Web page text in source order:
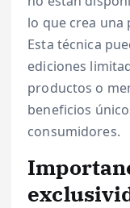
lo que crea una
Esta técnica
ediciones
productos o
beneficios
consumidores.